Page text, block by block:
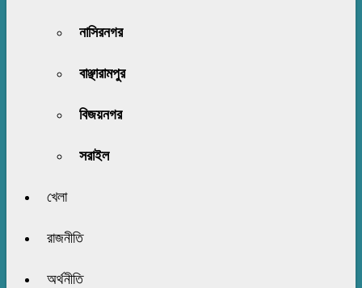
নাসিরনগর
বাঞ্ছারামপুর
বিজয়নগর
সরাইল
খেলা
রাজনীতি
অর্থনীতি